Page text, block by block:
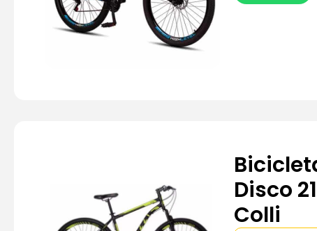
Disco
Colli